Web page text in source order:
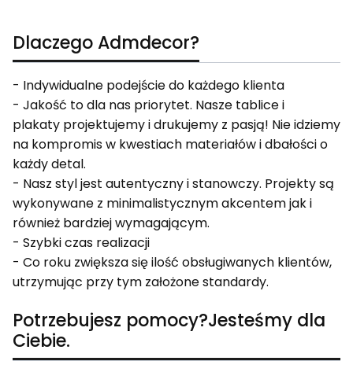
Dlaczego Admdecor?
- Indywidualne podejście do każdego klienta
- Jakość to dla nas priorytet. Nasze tablice i
plakaty projektujemy i drukujemy z pasją! Nie idziemy
na kompromis w kwestiach materiałów i dbałości o
każdy detal.
- Nasz styl jest autentyczny i stanowczy. Projekty są
wykonywane z minimalistycznym akcentem jak i
również bardziej wymagającym.
- Szybki czas realizacji
- Co roku zwiększa się ilość obsługiwanych klientów,
utrzymując przy tym założone standardy.
Potrzebujesz pomocy?Jesteśmy dla
Ciebie.